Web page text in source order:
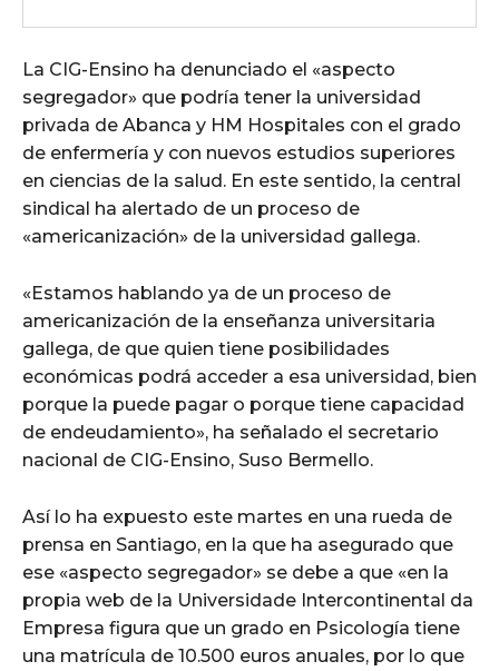
La CIG-Ensino ha denunciado el «aspecto
segregador» que podría tener la universidad
privada de Abanca y HM Hospitales con el grado
de enfermería y con nuevos estudios superiores
en ciencias de la salud. En este sentido, la central
sindical ha alertado de un proceso de
«americanización» de la universidad gallega.
«Estamos hablando ya de un proceso de
americanización de la enseñanza universitaria
gallega, de que quien tiene posibilidades
económicas podrá acceder a esa universidad, bien
porque la puede pagar o porque tiene capacidad
de endeudamiento», ha señalado el secretario
nacional de CIG-Ensino, Suso Bermello.
Así lo ha expuesto este martes en una rueda de
prensa en Santiago, en la que ha asegurado que
ese «aspecto segregador» se debe a que «en la
propia web de la Universidade Intercontinental da
Empresa figura que un grado en Psicología tiene
una matrícula de 10.500 euros anuales, por lo que